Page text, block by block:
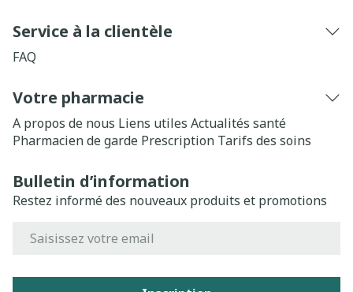
Service à la clientèle
FAQ
Votre pharmacie
A propos de nous Liens utiles Actualités santé
Pharmacien de garde Prescription Tarifs des soins
Bulletin d’information
Restez informé des nouveaux produits et promotions